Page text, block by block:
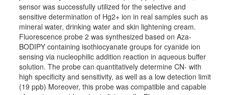
sensor was successfully utilized for the selective and
sensitive determination of Hg2+ ion in real samples such as
mineral water, drinking water and skin lightening cream.
Fluorescence probe 2 was synthesized based on Aza-
BODIPY containing isothiocyanate groups for cyanide ion
sensing via nucleophilic addition reaction in aqueous buffer
solution. The probe can quantitatively determine CN- with
high specificity and sensitivity, as well as a low detection limit
(19 ppb) Moreover, this probe was compatible and capable